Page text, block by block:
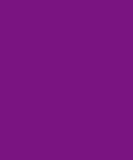
Chiribiripum,
als infants dels
12 anys. Les
ja que ens